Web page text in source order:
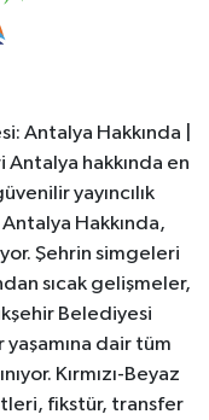
Antalya Hakkında |
Antalya hakkında en
yayıncılık
Antalya Hakkında,
Şehrin simgeleri
sıcak gelişmeler,
Belediyesi
dair tüm
Kırmızı-Beyaz
fikstür, transfer